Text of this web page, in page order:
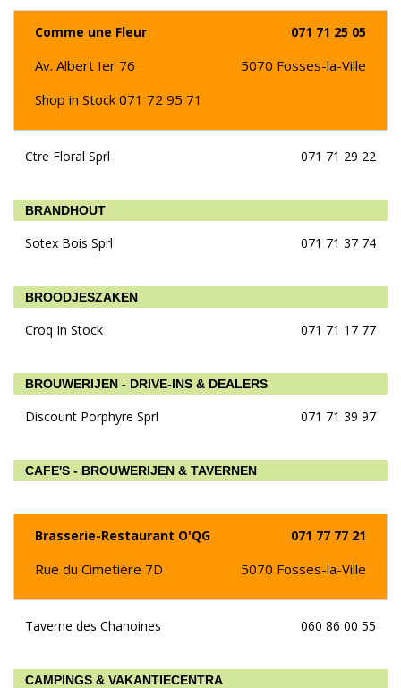
Comme une Fleur 071 71 25 05
Av. Albert Ier 76 5070 Fosses-la-Ville
Shop in Stock 071 72 95 71
Ctre Floral Sprl 071 71 29 22
BRANDHOUT
Sotex Bois Sprl 071 71 37 74
BROODJESZAKEN
Croq In Stock 071 71 17 77
BROUWERIJEN - DRIVE-INS & DEALERS
Discount Porphyre Sprl 071 71 39 97
CAFE'S - BROUWERIJEN & TAVERNEN
Brasserie-Restaurant O'QG 071 77 77 21
Rue du Cimetière 7D 5070 Fosses-la-Ville
Taverne des Chanoines 060 86 00 55
CAMPINGS & VAKANTIECENTRA